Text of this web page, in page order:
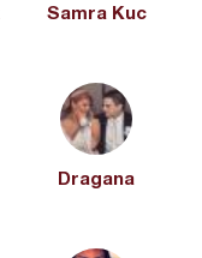
Samra Kuc
Dragana